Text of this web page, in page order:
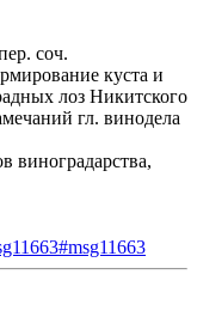
соч.
куста и
лоз Никитского
гл. винодела
виноградарства,